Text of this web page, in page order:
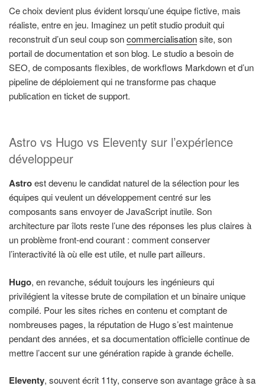
Ce choix devient plus évident lorsqu’une équipe fictive, mais
réaliste, entre en jeu. Imaginez un petit studio produit qui
reconstruit d’un seul coup soncommercialisationsite, son
portail de documentation et son blog. Le studio a besoin de
SEO, de composants flexibles, de workflows Markdown et d’un
pipeline de déploiement qui ne transforme pas chaque
publication en ticket de support.
Astro vs Hugo vs Eleventy sur l’expérience
développeur
Astroest devenu le candidat naturel de la sélection pour les
équipes qui veulent un développement centré sur les
composants sans envoyer de JavaScript inutile. Son
architecture par îlots reste l’une des réponses les plus claires à
un problème front-end courant : comment conserver
l’interactivité là où elle est utile, et nulle part ailleurs.
Hugo, en revanche, séduit toujours les ingénieurs qui
privilégient la vitesse brute de compilation et un binaire unique
compilé. Pour les sites riches en contenu et comptant de
nombreuses pages, la réputation de Hugo s’est maintenue
pendant des années, et sa documentation officielle continue de
mettre l’accent sur une génération rapide à grande échelle.
Eleventy, souvent écrit 11ty, conserve son avantage grâce à sa